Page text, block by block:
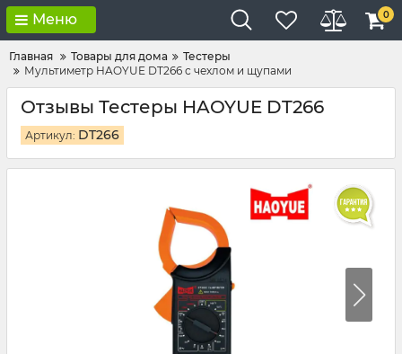
Меню 0
Главная Товары для дома
Тестеры
Мультиметр HAOYUE DT266 с чехлом и щупами
Отзывы Тестеры HAOYUE DT266
Артикул: DT266